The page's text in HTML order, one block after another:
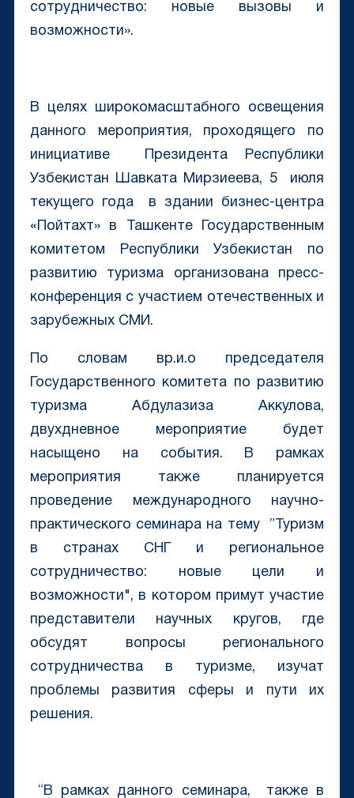
сотрудничество: новые вызовы и
возможности».
В целях широкомасштабного освещения
данного мероприятия, проходящего по
инициативе Президента Республики
Узбекистан Шавката Мирзиеева, 5 июля
текущего года в здании бизнес-центра
«Пойтахт» в Ташкенте Государственным
комитетом Республики Узбекистан по
развитию туризма организована пресс-
конференция с участием отечественных и
зарубежных СМИ.
По словам вр.и.о председателя
Государственного комитета по развитию
туризма Абдулазиза Аккулова,
двухдневное мероприятие будет
насыщено на события. В рамках
мероприятия также планируется
проведение международного научно-
практического семинара на тему ”Туризм
в странах СНГ и региональное
сотрудничество: новые цели и
возможности", в котором примут участие
представители научных кругов, где
обсудят вопросы регионального
сотрудничества в туризме, изучат
проблемы развития сферы и пути их
решения.
“В рамках данного семинара, также в